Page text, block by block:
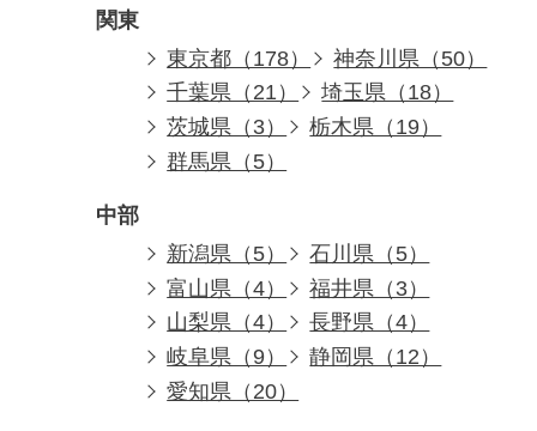
関東
東京都（178）
神奈川県（50）
千葉県（21）
埼玉県（18）
茨城県（3）
栃木県（19）
群馬県（5）
中部
新潟県（5）
石川県（5）
富山県（4）
福井県（3）
山梨県（4）
長野県（4）
岐阜県（9）
静岡県（12）
愛知県（20）